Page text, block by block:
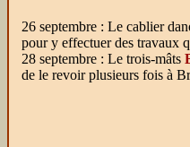
26 septembre : Le cablier
pour y effectuer des travaux
28 septembre : Le trois-mâts
de le revoir plusieurs fois à